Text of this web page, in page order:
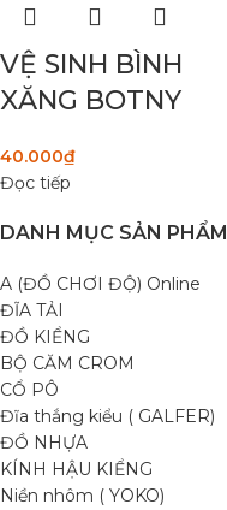
DANH MỤC SẢN PHẨM
A (ĐỒ CHƠI ĐỘ) Online
ĐĨA TẢI
ĐỒ KIỂNG
BỘ CĂM CROM
CỔ PÔ
Đĩa thắng kiểu ( GALFER)
ĐỒ NHỰA
KÍNH HẬU KIỂNG
Niền nhôm ( YOKO)
VỆ SINH BÌNH
XĂNG BOTNY
40.000₫
Đọc tiếp